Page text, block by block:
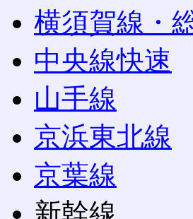
横須賀線・
中央線快速
山手線
京浜東北線
京葉線